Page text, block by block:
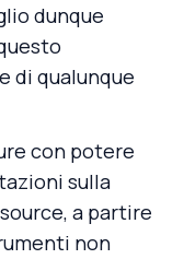
dunque
di qualunque
con potere
sulla
a partire
non